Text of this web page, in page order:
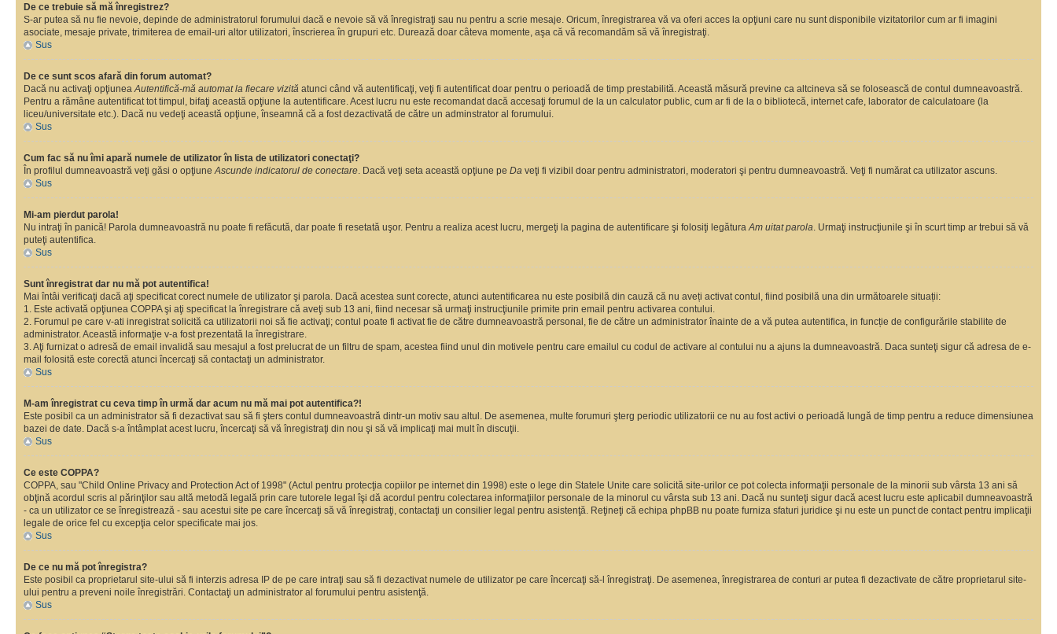
De ce trebuie să mă înregistrez?
S-ar putea să nu fie nevoie, depinde de administratorul forumului dacă e nevoie să vă înregistraţi sau nu pentru a scrie mesaje. Oricum, înregistrarea vă va oferi acces la opţiuni care nu sunt disponibile vizitatorilor cum ar fi imagini
asociate, mesaje private, trimiterea de email-uri altor utilizatori, înscrierea în grupuri etc. Durează doar câteva momente, aşa că vă recomandăm să vă înregistraţi.
Sus
De ce sunt scos afară din forum automat?
Dacă nu activaţi opţiunea Autentifică-mă automat la fiecare vizită atunci când vă autentificaţi, veţi fi autentificat doar pentru o perioadă de timp prestabilită. Această măsură previne ca altcineva să se folosească de contul dumneavoastră.
Pentru a rămâne autentificat tot timpul, bifaţi această opţiune la autentificare. Acest lucru nu este recomandat dacă accesaţi forumul de la un calculator public, cum ar fi de la o bibliotecă, internet cafe, laborator de calculatoare (la
liceu/universitate etc.). Dacă nu vedeţi această opţiune, înseamnă că a fost dezactivată de către un adminstrator al forumului.
Sus
Cum fac să nu îmi apară numele de utilizator în lista de utilizatori conectaţi?
În profilul dumneavoastră veţi găsi o opţiune Ascunde indicatorul de conectare . Dacă veţi seta această opţiune pe Da veţi fi vizibil doar pentru administratori, moderatori şi pentru dumneavoastră. Veţi fi numărat ca utilizator ascuns.
Sus
Mi-am pierdut parola!
Nu intraţi în panică! Parola dumneavoastră nu poate fi refăcută, dar poate fi resetată uşor. Pentru a realiza acest lucru, mergeţi la pagina de autentificare şi folosiţi legătura Am uitat parola . Urmaţi instrucţiunile şi în scurt timp ar trebui să vă
puteţi autentifica.
Sus
Sunt înregistrat dar nu mă pot autentifica!
Mai întâi verificaţi dacă aţi specificat corect numele de utilizator şi parola. Dacă acestea sunt corecte, atunci autentificarea nu este posibilă din cauză că nu aveți activat contul, fiind posibilă una din următoarele situații:
1. Este activată opţiunea COPPA şi aţi specificat la înregistrare că aveţi sub 13 ani, fiind necesar să urmaţi instrucţiunile primite prin email pentru activarea contului.
2. Forumul pe care v-ati inregistrat solicită ca utilizatorii noi să fie activaţi; contul poate fi activat fie de către dumneavoastră personal, fie de către un administrator înainte de a vă putea autentifica, in funcție de configurările stabilite de
administrator. Această informaţie v-a fost prezentată la înregistrare.
3. Aţi furnizat o adresă de email invalidă sau mesajul a fost prelucrat de un filtru de spam, acestea fiind unul din motivele pentru care emailul cu codul de activare al contului nu a ajuns la dumneavoastră. Daca sunteţi sigur că adresa de e-
mail folosită este corectă atunci încercaţi să contactaţi un administrator.
Sus
M-am înregistrat cu ceva timp în urmă dar acum nu mă mai pot autentifica?!
Este posibil ca un administrator să fi dezactivat sau să fi şters contul dumneavoastră dintr-un motiv sau altul. De asemenea, multe forumuri şterg periodic utilizatorii ce nu au fost activi o perioadă lungă de timp pentru a reduce dimensiunea
bazei de date. Dacă s-a întâmplat acest lucru, încercaţi să vă înregistraţi din nou şi să vă implicaţi mai mult în discuţii.
Sus
Ce este COPPA?
COPPA, sau "Child Online Privacy and Protection Act of 1998" (Actul pentru protecţia copiilor pe internet din 1998) este o lege din Statele Unite care solicită site-urilor ce pot colecta informaţii personale de la minorii sub vârsta 13 ani să
obţină acordul scris al părinţilor sau altă metodă legală prin care tutorele legal îşi dă acordul pentru colectarea informaţiilor personale de la minorul cu vârsta sub 13 ani. Dacă nu sunteţi sigur dacă acest lucru este aplicabil dumneavoastră
- ca un utilizator ce se înregistrează - sau acestui site pe care încercaţi să vă înregistraţi, contactaţi un consilier legal pentru asistenţă. Reţineţi că echipa phpBB nu poate furniza sfaturi juridice şi nu este un punct de contact pentru implicaţii
legale de orice fel cu excepţia celor specificate mai jos.
Sus
De ce nu mă pot înregistra?
Este posibil ca proprietarul site-ului să fi interzis adresa IP de pe care intraţi sau să fi dezactivat numele de utilizator pe care încercaţi să-l înregistraţi. De asemenea, înregistrarea de conturi ar putea fi dezactivate de către proprietarul site-
ului pentru a preveni noile înregistrări. Contactaţi un administrator al forumului pentru asistenţă.
Sus